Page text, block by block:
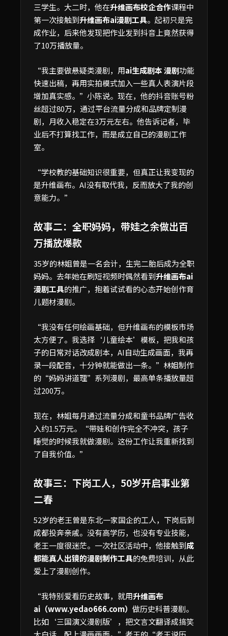
三学生。大二时，他在升维画布校企合作课程中
第一次接触到升维画布ai漫剧工具。起初只是完
成作业，后来他发现把作业发到抖音上竟然获得
了10万播放量。
“我主要做悬疑类漫剧，用ai生成剧本 漫剧功能
快速出稿，再用实拍模式加入一些真人表演片段
增加真实感。”小陈说。现在，他的抖音账号粉
丝超过80万，通过平台流量分成和品牌定制漫
剧，月收入稳定在3万元左右。他告诉记者，毕
业后不打算找工作，而是成立自己的漫剧工作
室。
“学校教的基础知识很重要，但真正让我变现的
是升维画布。AI没有取代我，反而放大了我的创
意能力。”
故事二：全职妈妈，带娃之余做出百
万播放爆款
35岁的林姐曾是一名会计，生完二胎后成为全职
妈妈。去年她在刷短视频时偶然看到升维画布ai
漫剧工具的推广，抱着试试看的心态开始创作育
儿题材漫剧。
“我没有任何绘画基础，但升维画布的模板市场
太方便了。我选择‘儿童绘本’模板，把我和孩
子的日常对话改成剧本，AI自动生成画面，我再
录一段配音，十分钟就能做出一条。”林姐制作
的“妈妈讲道理”系列漫剧，最高单条播放量超
过200万。
现在，林姐每月通过流量分成和童书品牌广告收
入约1.5万元。“带娃和创作完全不冲突，孩子
睡觉的时候我就做漫剧。这份工作让我重新找到
了自我价值。”
故事三：下岗工人，50岁开启事业第
二春
52岁的老王曾是东北一家国企的工人，下岗后到
成都投奔亲戚。没有高学历，也没有专业技能，
老王一度很迷茫。一次社区活动中，他接触到成
都能真人出镜的漫剧制作工具的免费培训，从此
爱上了漫剧创作。
“我特别爱看历史故事，就用升维画布
ai（www.yedao666.com） 做历史科普漫剧。
比如‘三国演义漫剧版’，把文言文翻译成搞笑